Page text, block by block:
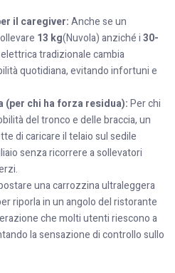
il caregiver:Anche se un
13 kg(Nuvola) anziché i30-
tradizionale cambia
quotidiana, evitando infortuni e
(per chi ha forza residua):Per chi
del tronco e delle braccia, un
di caricare il telaio sul sedile
senza ricorrere a sollevatori
una carrozzina ultraleggera
riporla in un angolo del ristorante
che molti utenti riescono a
la sensazione di controllo sullo